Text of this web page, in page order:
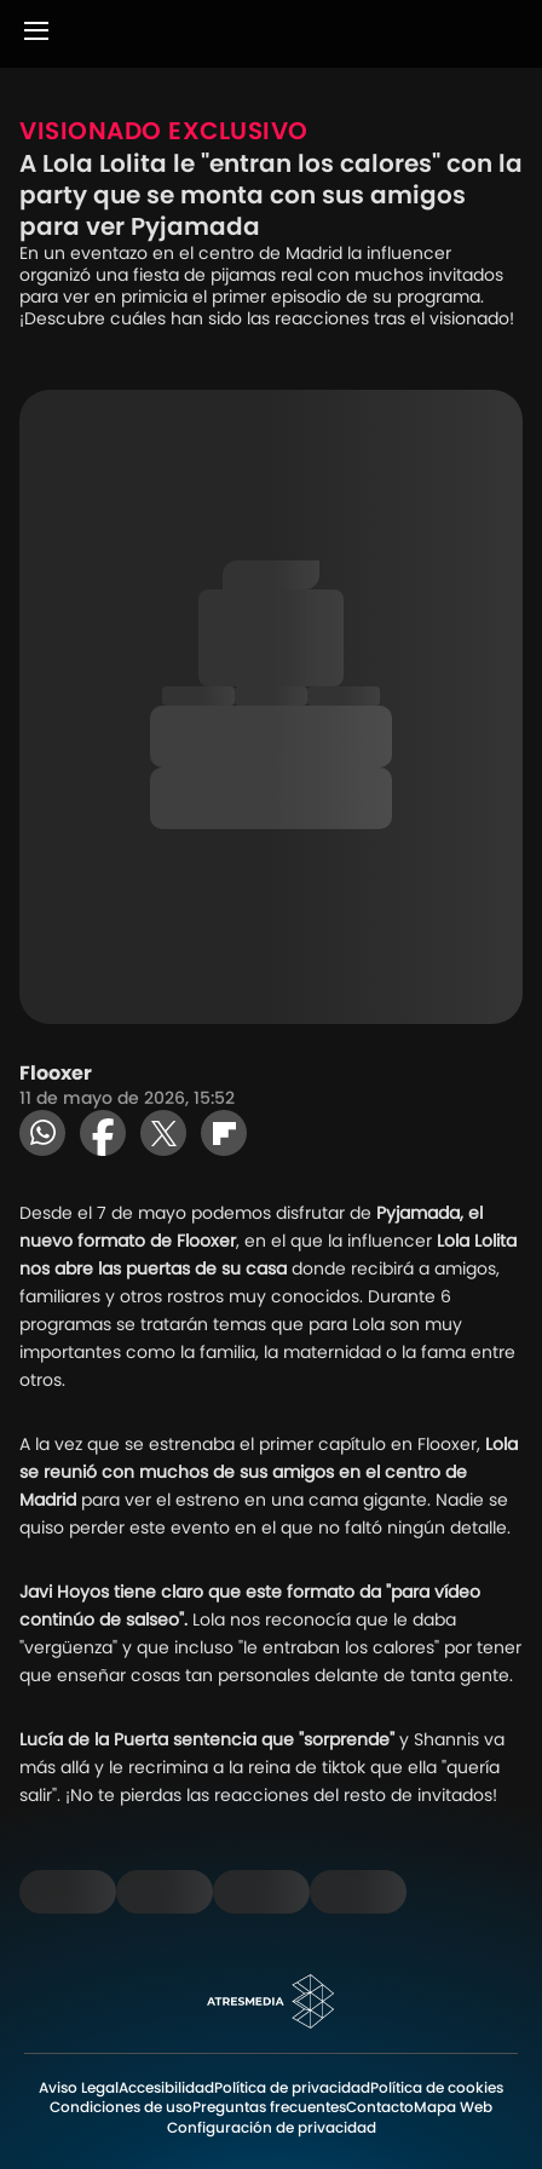
VISIONADO EXCLUSIVO
A Lola Lolita le "entran los calores" con la
party que se monta con sus amigos
para ver Pyjamada
En un eventazo en el centro de Madrid la influencer
organizó una fiesta de pijamas real con muchos invitados
para ver en primicia el primer episodio de su programa.
¡Descubre cuáles han sido las reacciones tras el visionado!
Flooxer
11 de mayo de 2026, 15:52
Desde el 7 de mayo podemos disfrutar de Pyjamada, el
nuevo formato de Flooxer, en el que la influencer Lola Lolita
nos abre las puertas de su casa donde recibirá a amigos,
familiares y otros rostros muy conocidos. Durante 6
programas se tratarán temas que para Lola son muy
importantes como la familia, la maternidad o la fama entre
otros.
A la vez que se estrenaba el primer capítulo en Flooxer, Lola
se reunió con muchos de sus amigos en el centro de
Madrid para ver el estreno en una cama gigante. Nadie se
quiso perder este evento en el que no faltó ningún detalle.
Javi Hoyos tiene claro que este formato da "para vídeo
continúo de salseo". Lola nos reconocía que le daba
"vergüenza" y que incluso "le entraban los calores" por tener
que enseñar cosas tan personales delante de tanta gente.
Lucía de la Puerta sentencia que "sorprende" y Shannis va
más allá y le recrimina a la reina de tiktok que ella "quería
salir". ¡No te pierdas las reacciones del resto de invitados!
Aviso LegalAccesibilidadPolítica de privacidadPolítica de cookies
Condiciones de usoPreguntas frecuentesContactoMapa Web
Configuración de privacidad